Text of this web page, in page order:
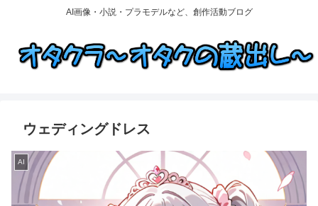
AI画像・小説・プラモデルなど、創作活動ブログ
ウェディングドレス
AI